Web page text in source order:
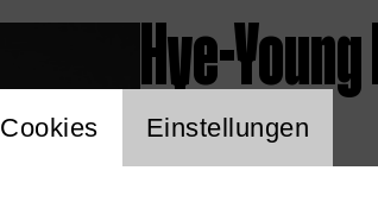
Hye-
Einstellung
Cookies Einstellungen